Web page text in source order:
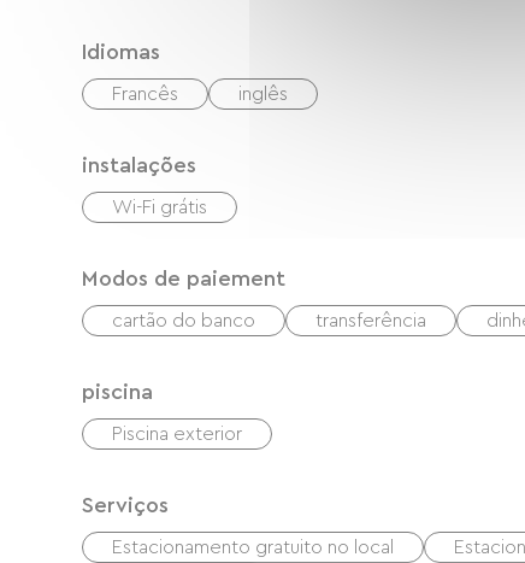
Idiomas
Francês inglês
instalações
Wi-Fi grátis
Modos de paiement
cartão do banco transferência
piscina
Piscina exterior
Serviços
Estacionamento gratuito no local